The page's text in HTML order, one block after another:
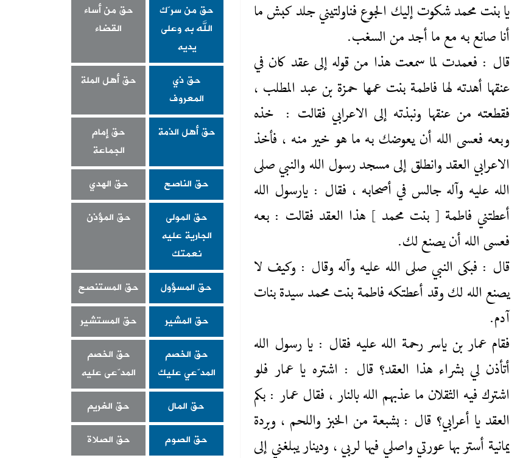
يا بنت محمد شكوت إليك الجوع فناولتيني جلد كبش ما
أنا صانع به مع ما أجد من السغب.
قال : فعمدت لما سمعت هذا من قوله إلى عقد كان في
عنقها أهدته لها فاطمة بنت عمها حمزة بن عبد المطلب ،
فقطعته من عنقها ونبذته إلى الاعرابي فقالت : خذه
وبعه فعسى الله أن يعوضك به ما هو خير منه ، فأخذ
الاعرابي العقد وانطلق إلى مسجد رسول الله والنبي صلى
‌الله ‌عليه‌ وآله جالس في أصحابه ، فقال : يارسول الله
أعطتني فاطمة [ بنت محمد ] هذا العقد فقالت : بعه
فعسى الله أن يصنع لك.
قال : فبكى النبي صلى ‌الله ‌عليه‌ وآله وقال : وكيف لا
يصنع الله لك وقد أعطتكه فاطمة بنت محمد سيدة بنات
آدم.
فقام عمار بن ياسر رحمة الله عليه فقال : يا رسول الله
أتأذن لي بشراء هذا العقد؟ قال : اشتره يا عمار فلو
اشترك فيه الثقلان ما عذبهم الله بالنار ، فقال عمار : بكم
العقد يا أعرابي؟ قال : بشبعة من الخبز واللحم ، وبردة
يمانية أستر بها عورتي واصلي فيها لربي ، ودينار يبلغني إلى
حق من سرّك
الله به وعلى
يديه
حق من أساء
القضاء
حق ذي
المعروف
حق أهل الملة
حق أهل الذمة
حق إمام
الجماعة
حق الناصح
حق الهدي
حق المولى
الجارية عليه
نعمتك
حق المؤذن
حق المسؤول
حق المستنصح
حق المشير
حق المستشير
حق الخصم
المدّعي عليك
حق الخصم
المدّعى عليه
حق المال
حق الغريم
حق الصوم
حق الصلاة